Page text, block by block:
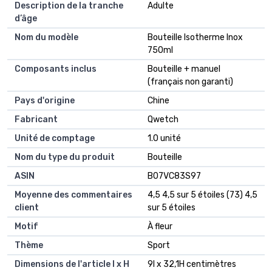
Description de la tranche
d’âge
Adulte
Nom du modèle
Bouteille Isotherme Inox
750ml
Composants inclus
Bouteille + manuel
(français non garanti)
Pays d'origine
Chine
Fabricant
Qwetch
Unité de comptage
1.0 unité
Nom du type du produit
Bouteille
ASIN
B07VC83S97
Moyenne des commentaires
client
4,5 4,5 sur 5 étoiles (73) 4,5
sur 5 étoiles
Motif
À fleur
Thème
Sport
Dimensions de l'article l x H
9l x 32,1H centimètres